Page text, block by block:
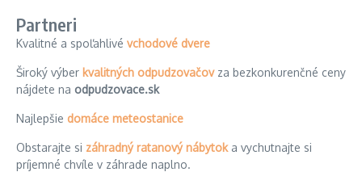
Partneri
Kvalitné a spoľahlivé vchodové dvere
Široký výber kvalitných odpudzovačovza bezkonkurenčné ceny
nájdete na odpudzovace.sk
Najlepšie domáce meteostanice
Obstarajte si záhradný ratanový nábytoka vychutnajte si
príjemné chvíle v záhrade naplno.